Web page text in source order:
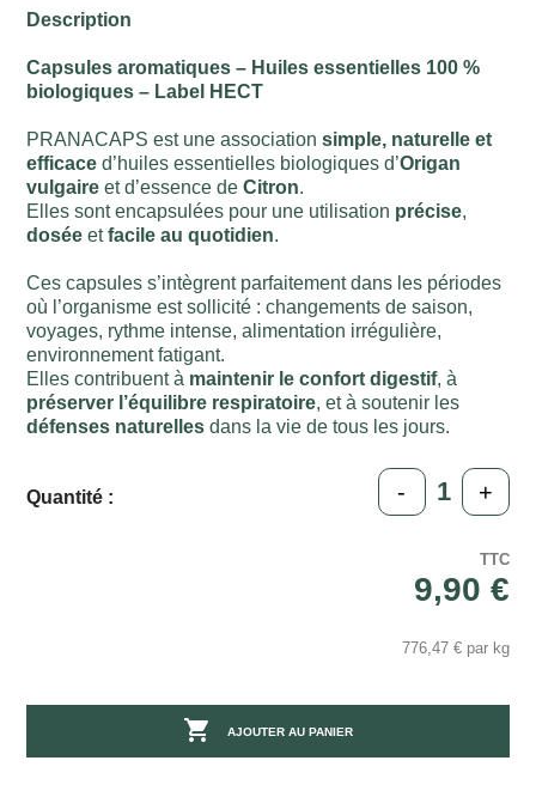
Description
Capsules aromatiques – Huiles essentielles 100 %
biologiques – Label HECT
PRANACAPS est une associationsimple, naturelle et
efficace d’huiles essentielles biologiques d’Origan
vulgaire et d’essence deCitron.
Elles sont encapsulées pour une utilisation précise,
dosée etfacile au quotidien.
Ces capsules s’intègrent parfaitement dans les périodes
où l’organisme est sollicité : changements de saison,
voyages, rythme intense, alimentation irrégulière,
environnement fatigant.
Elles contribuent à maintenir le confort digestif, à
préserver l’équilibre respiratoire, et à soutenir les
défenses naturelles dans la vie de tous les jours.
Quantité : - +
TTC
9,90 €
776,47 € par kg
 AJOUTER AU PANIER